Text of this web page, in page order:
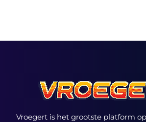
Vroegert is het grootste platform